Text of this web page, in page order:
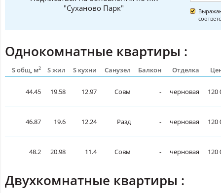
"Суханово Парк"
Однокомнатные квартиры :
S общ, м2 S жил S кухни Санузел Балкон Отделка
44.45 19.58 12.97 Совм - черновая 120
46.87 19.6 12.24 Разд - черновая 120
48.2 20.98 11.4 Совм - черновая 120
Двухкомнатные квартиры :